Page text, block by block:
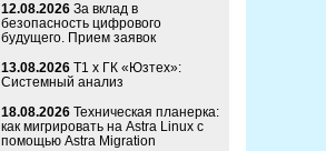
12.08.2026 За вклад в
безопасность цифрового
будущего. Прием заявок
13.08.2026 Т1 x ГК «Юзтех»:
Системный анализ
18.08.2026 Техническая планерка:
как мигрировать на Astra Linux с
помощью Astra Migration